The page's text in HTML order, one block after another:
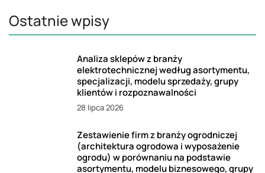
Ostatnie wpisy
Analiza sklepów z branży
elektrotechnicznej według asortymentu,
specjalizacji, modelu sprzedaży, grupy
klientów i rozpoznawalności
28 lipca 2026
Zestawienie firm z branży ogrodniczej
(architektura ogrodowa i wyposażenie
ogrodu) w porównaniu na podstawie
asortymentu, modelu biznesowego, grupy